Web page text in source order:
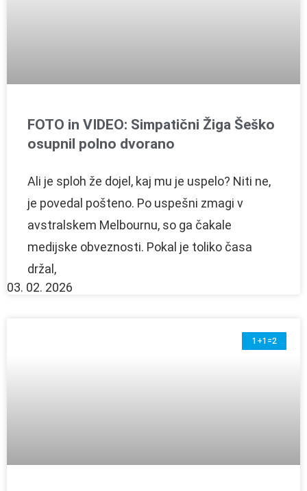
FOTO in VIDEO: Simpatični Žiga Šeško
osupnil polno dvorano
Ali je sploh že dojel, kaj mu je uspelo? Niti ne,
je povedal pošteno. Po uspešni zmagi v
avstralskem Melbournu, so ga čakale
medijske obveznosti. Pokal je toliko časa
držal,
03. 02. 2026
1+1=2